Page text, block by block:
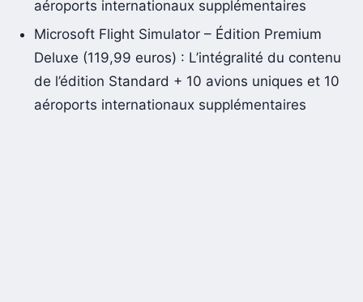
aéroports internationaux supplémentaires
Microsoft Flight Simulator – Édition Premium
Deluxe (119,99 euros) : L’intégralité du contenu
de l’édition Standard + 10 avions uniques et 10
aéroports internationaux supplémentaires